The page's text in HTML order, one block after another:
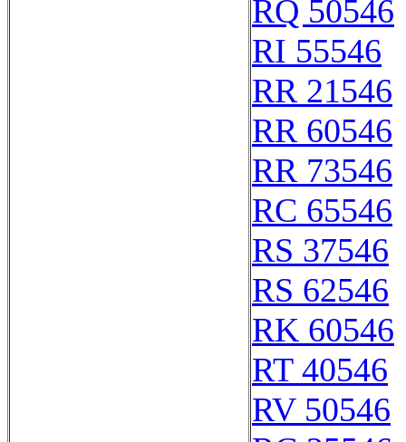
RQ 50546
RI 55546
RR 21546
RR 60546
RR 73546
RC 65546
RS 37546
RS 62546
RK 60546
RT 40546
RV 50546